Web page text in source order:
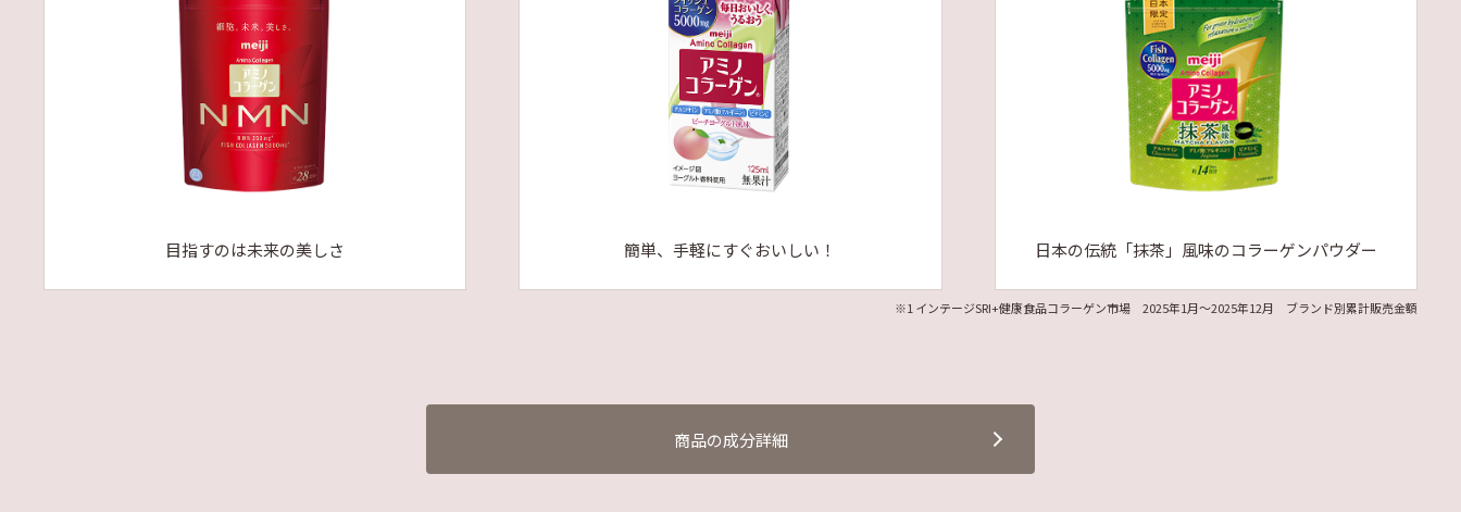
目指すのは未来の美しさ 簡単、手軽にすぐおいしい！ 日本の伝統「抹茶」風味のコラーゲンパウダー
※1 インテージSRI+健康食品コラーゲン市場 2025年1月～2025年12月 ブランド別累計販売金額
商品の成分詳細